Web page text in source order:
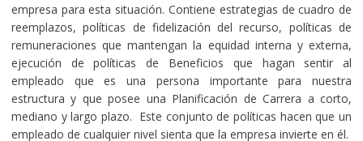
empresa para esta situación. Contiene estrategias de cuadro de
reemplazos, políticas de fidelización del recurso, políticas de
remuneraciones que mantengan la equidad interna y externa,
ejecución de políticas de Beneficios que hagan sentir al
empleado que es una persona importante para nuestra
estructura y que posee una Planificación de Carrera a corto,
mediano y largo plazo. Este conjunto de políticas hacen que un
empleado de cualquier nivel sienta que la empresa invierte en él.